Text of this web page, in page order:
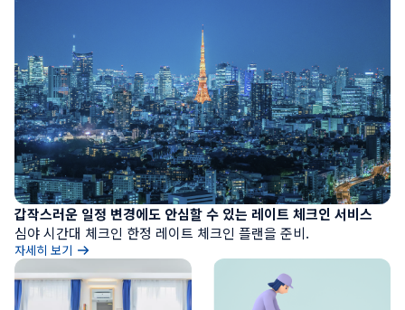
갑작스러운 일정 변경에도 안심할 수 있는 레이트 체크인 서비스
심야 시간대 체크인 한정 레이트 체크인 플랜을 준비.
자세히 보기